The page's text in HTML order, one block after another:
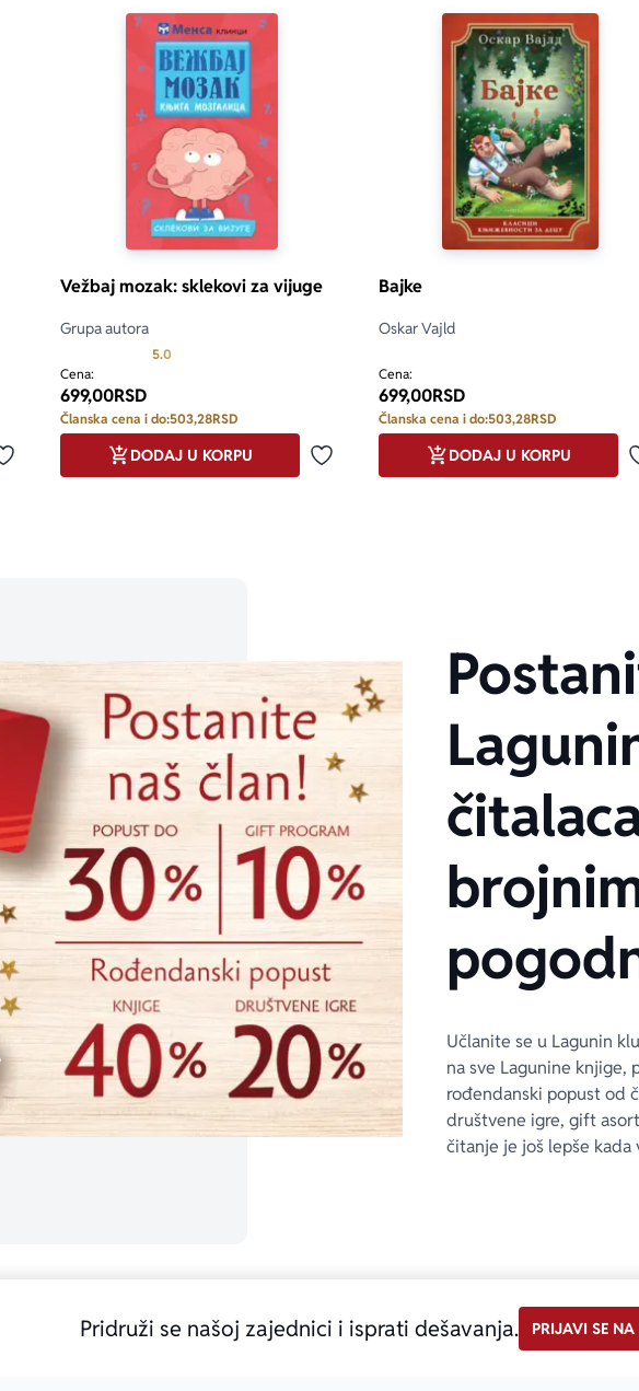
Dodaj u omiljene
Vežbaj mozak: sklekovi za vijuge
Grupa autora
5.0
Cena:
699,00RSD
Članska cena i do:503,28RSD
Dodaj u omiljene
DODAJ U KORPU
Bajke
Oskar Vajld
Cena:
699,00RSD
Članska cena i do:503,28RSD
DODAJ U KORPU
Učlanite se u Lagunin
na sve Lagunine knjige,
rođendanski popust od
društvene igre, gift
čitanje je još lepše kada
Pridruži se našoj zajednici i isprati dešavanja. PRIJAVI SE NA